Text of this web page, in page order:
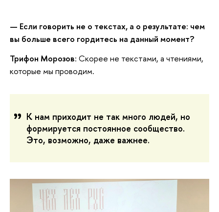
— Если говорить не о текстах, а о результате: чем
вы больше всего гордитесь на данный момент?
Трифон Морозов: Скорее не текстами, а чтениями,
которые мы проводим.
К нам приходит не так много людей, но
формируется постоянное сообщество.
Это, возможно, даже важнее.